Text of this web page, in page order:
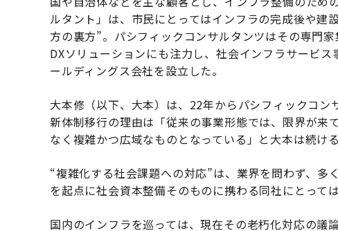
ルタント」は、市民にとってはインフラの完成後や建
方の裏方”。パシフィックコンサルタンツはその専門
DXソリューションにも注力し、社会インフラサービ
ールディングス会社を設立した。
大本修（以下、大本）は、22年からパシフィックコン
新体制移行の理由は「従来の事業形態では、限界が来
なく複雑かつ広域なものとなっている」と大本は続ける
“複雑化する社会課題への対応”は、業界を問わず、
を起点に社会資本整備そのものに携わる同社にとって
国内のインフラを巡っては、現在その老朽化対応の